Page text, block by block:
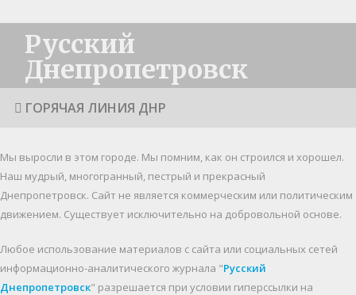
Русский
Днепропетровск
ГОРЯЧАЯ ЛИНИЯ ДНР
Мы выросли в этом городе. Мы помним, как он строился и хорошел.
Наш мудрый, многогранный, пестрый и прекрасный
Днепропетровск. Cайт не является коммерческим или политическим
движением. Существует исключительно на добровольной основе.
Любое использование материалов c сайта или социальных сетей
информационно-аналитического журнала "Русский
Днепропетровск" разрешается при условии гиперссылки на